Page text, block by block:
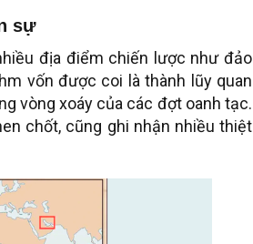
sự
địa điểm chiến lược như đảo
vốn được coi là thành lũy quan
vòng xoáy của các đợt oanh tạc.
chốt, cũng ghi nhận nhiều thiệt